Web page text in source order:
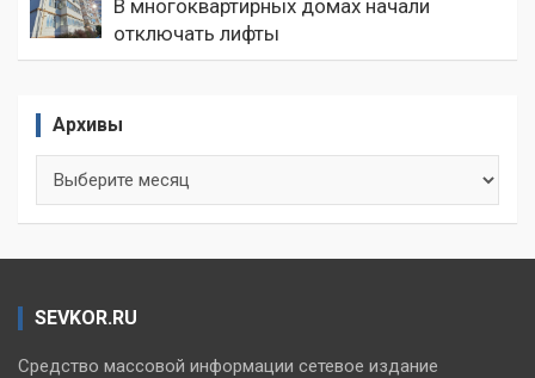
В многоквартирных домах начали
отключать лифты
Архивы
SEVKOR.RU
Средство массовой информации сетевое издание